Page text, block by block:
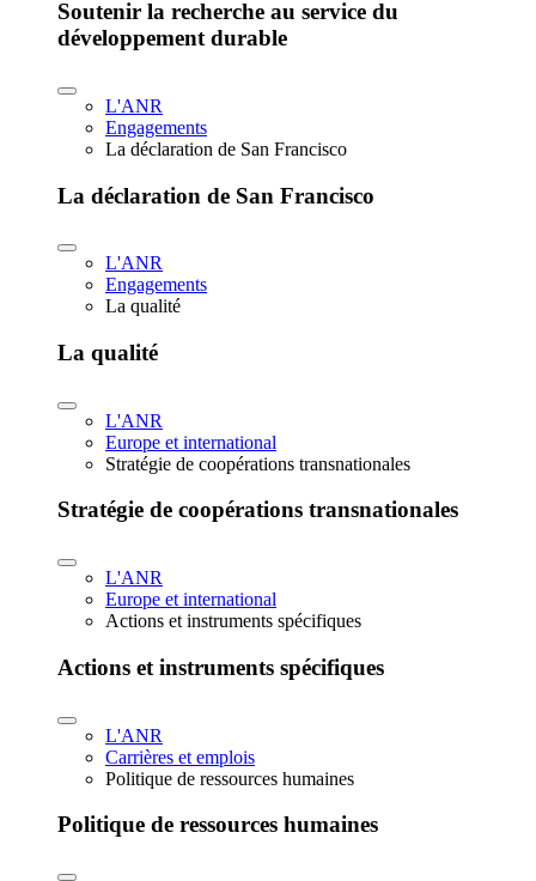
Soutenir la recherche au service du
développement durable
L'ANR
Engagements
La déclaration de San Francisco
La déclaration de San Francisco
L'ANR
Engagements
La qualité
La qualité
L'ANR
Europe et international
Stratégie de coopérations transnationales
Stratégie de coopérations transnationales
L'ANR
Europe et international
Actions et instruments spécifiques
Actions et instruments spécifiques
L'ANR
Carrières et emplois
Politique de ressources humaines
Politique de ressources humaines